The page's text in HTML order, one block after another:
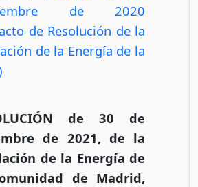
de 2020
de Resolución de la
de la Energía de la
de 30 de
de 2021, de la
de la Energía de
de Madrid,